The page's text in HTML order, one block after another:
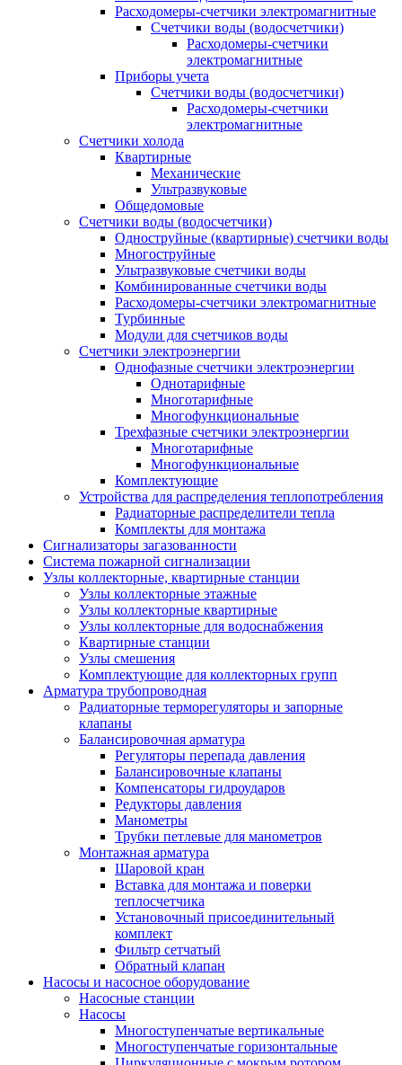
Расходомеры-счетчики электромагнитные
Счетчики воды (водосчетчики)
Расходомеры-счетчики
электромагнитные
Приборы учета
Счетчики воды (водосчетчики)
Расходомеры-счетчики
электромагнитные
Счетчики холода
Квартирные
Механические
Ультразвуковые
Общедомовые
Счетчики воды (водосчетчики)
Одноструйные (квартирные) счетчики воды
Многоструйные
Ультразвуковые счетчики воды
Комбинированные счетчики воды
Расходомеры-счетчики электромагнитные
Турбинные
Модули для счетчиков воды
Счетчики электроэнергии
Однофазные счетчики электроэнергии
Однотарифные
Многотарифные
Многофункциональные
Трехфазные счетчики электроэнергии
Многотарифные
Многофункциональные
Комплектующие
Устройства для распределения теплопотребления
Радиаторные распределители тепла
Комплекты для монтажа
Сигнализаторы загазованности
Система пожарной сигнализации
Узлы коллекторные, квартирные станции
Узлы коллекторные этажные
Узлы коллекторные квартирные
Узлы коллекторные для водоснабжения
Квартирные станции
Узлы смешения
Комплектующие для коллекторных групп
Арматура трубопроводная
Радиаторные терморегуляторы и запорные
клапаны
Балансировочная арматура
Регуляторы перепада давления
Балансировочные клапаны
Компенсаторы гидроударов
Редукторы давления
Манометры
Трубки петлевые для манометров
Монтажная арматура
Шаровой кран
Вставка для монтажа и поверки
теплосчетчика
Установочный присоединительный
комплект
Фильтр сетчатый
Обратный клапан
Насосы и насосное оборудование
Насосные станции
Насосы
Многоступенчатые вертикальные
Многоступенчатые горизонтальные